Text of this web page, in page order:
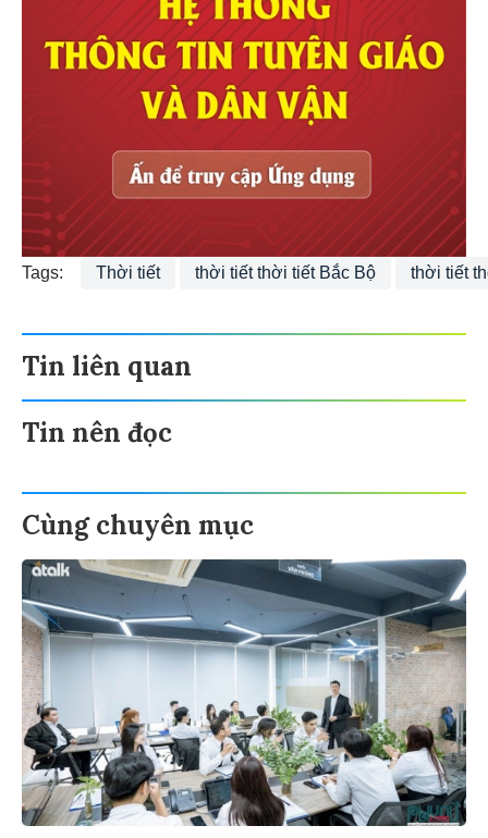
Tags: Thời tiết thời tiết thời tiết Bắc Bộ thời tiết
Tin liên quan
Tin nên đọc
Cùng chuyên mục